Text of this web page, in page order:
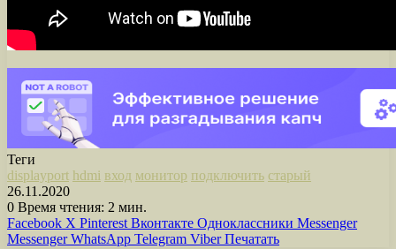
Теги
displayport hdmi вход монитор подключить старый
26.11.2020
0 Время чтения: 2 мин.
Facebook X Pinterest Вконтакте Одноклассники Messenger
Messenger WhatsApp Telegram Viber Печатать